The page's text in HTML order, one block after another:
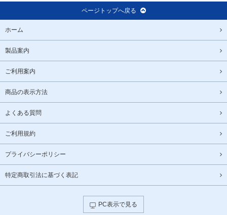
ページトップへ戻る
ホーム
製品案内
ご利用案内
商品の表示方法
よくある質問
ご利用規約
プライバシーポリシー
特定商取引法に基づく表記
PC表示で見る